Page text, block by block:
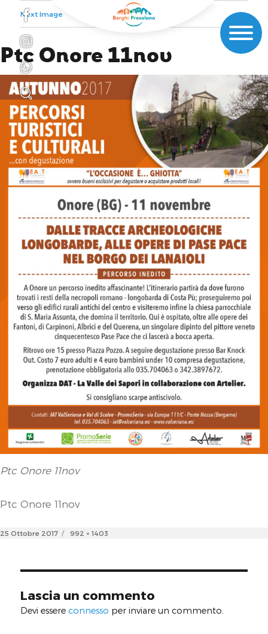
Next Image
Ptc Onore 11nov
Ptc Onore 11nov
Ptc Onore 11nov
Posted
25 Ottobre 2017
Full
992 × 1403
Lascia un commento
Devi essereconnesso per inviare un commento.